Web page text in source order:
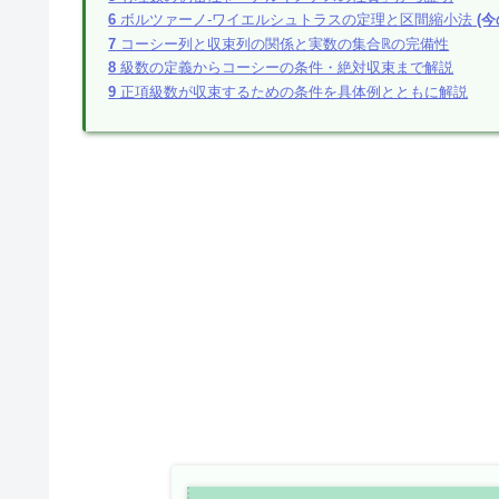
6 ボルツァーノ-ワイエルシュトラスの定理と区間縮小法 (今
7 コーシー列と収束列の関係と実数の集合ℝの完備性
8 級数の定義からコーシーの条件・絶対収束まで解説
9 正項級数が収束するための条件を具体例とともに解説